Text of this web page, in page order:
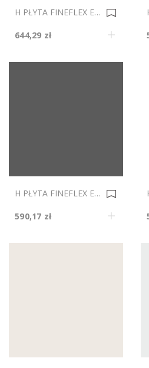
H PŁYTA FINEFLEX ECO MAT 8009 SPACE BLACK METALIK DS 2800x1300mm Gr.19 0035642
644,29 zł
H PŁYTA FINEFLEX ECO MAT 5100 GRAPHITE DS 2800x1300mm Gr.19 0035640
590,17 zł